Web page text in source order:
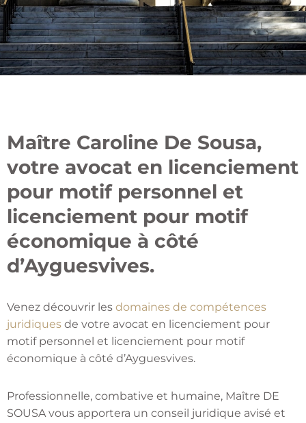
Maître Caroline De Sousa,
votre avocat en licenciement
pour motif personnel et
licenciement pour motif
économique à côté
d’Ayguesvives.
Venez découvrir les domaines de compétences
juridiques de votre avocat en licenciement pour
motif personnel et licenciement pour motif
économique à côté d’Ayguesvives.
Professionnelle, combative et humaine, Maître DE
SOUSA vous apportera un conseil juridique avisé et